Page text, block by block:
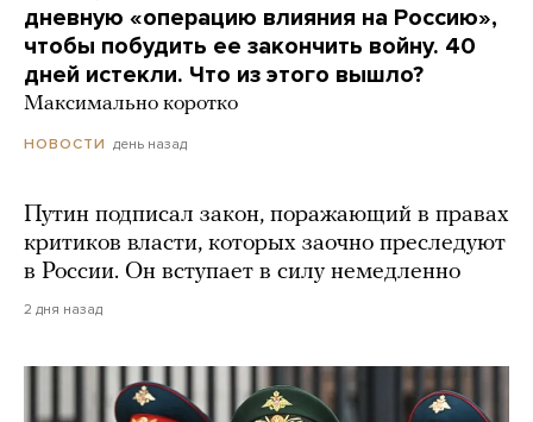
дневную «операцию влияния на Россию»,
чтобы побудить ее закончить войну. 40
дней истекли. Что из этого вышло?
Максимально коротко
НОВОСТИ день назад
Путин подписал закон, поражающий в правах
критиков власти, которых заочно преследуют
в России. Он вступает в силу немедленно
2 дня назад